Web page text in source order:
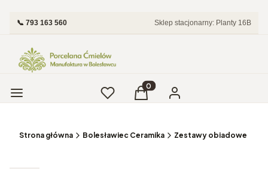
📞 793 163 560 Sklep stacjonarny: Planty 16B
Menu UlubioneProdukty w koszyku: 0.
Koszyk Zaloguj się
Strona główna Bolesławiec Ceramika Zestawy obiadowe i